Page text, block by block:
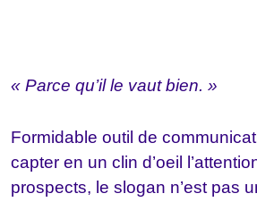
« Parce qu’il le vaut bien. »
Formidable outil de
capter en un clin d’oeil
prospects, le slogan n’est pas